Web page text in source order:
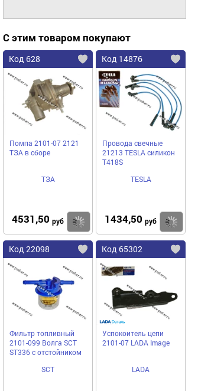
С этим товаром покупают
Код 628
Помпа 2101-07 2121
ТЗА в сборе
ТЗА
4531,50 руб Купить
Код 14876
Провода свечные
21213 TESLA силикон
T418S
TESLA
1434,50 руб
Код 22098
Фильтр топливный
2101-099 Волга SCT
ST336 с отстойником
SCT
Код 65302
Успокоитель цепи
2101-07 LADA Image
LADA